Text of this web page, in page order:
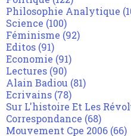
Philosophie Analytique
Science (100)
Féminisme (92)
Editos (91)
Economie (91)
Lectures (90)
Alain Badiou (81)
Ecrivains (78)
Sur L'histoire Et Les
Correspondance (68)
Mouvement Cpe 2006 (66)